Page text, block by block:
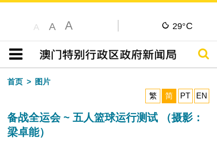
A A A 29°C
目录
搜寻
首页
图片
繁
简 PT EN
备战全运会 ~ 五人篮球运行测试 （摄影：
梁卓能）